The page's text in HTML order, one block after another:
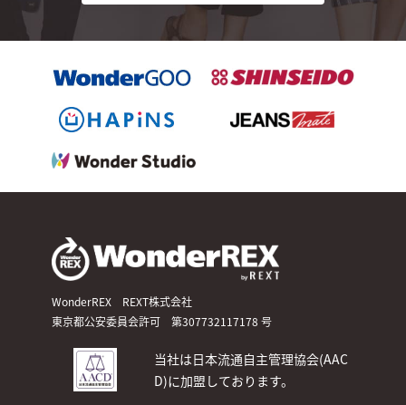
WonderREX REXT株式会社
東京都公安委員会許可 第307732117178 号
当社は日本流通自主管理協会(AAC
D)に加盟しております。